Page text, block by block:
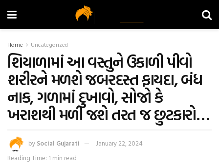
Home Uncategorized
શિયાળામાં આ વસ્તુને ઉકાળી પીવો
શરીરને મળશે જબરદસ્ત ફાયદા, બંધ
નાક, ગળામાં દુખાવો, સોજો કે
ખરાશથી મળી જશે તરત જ છુટકારો…
by Social Gujarati
January 22, 2024
Reading Time: 1 min read